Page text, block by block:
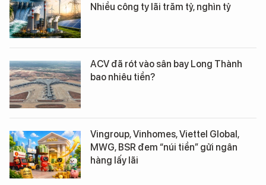
Nhiều công ty lãi trăm tỷ, nghìn tỷ
ACV đã rót vào sân bay Long Thành
bao nhiêu tiền?
Vingroup, Vinhomes, Viettel Global,
MWG, BSR đem “núi tiền” gửi ngân
hàng lấy lãi